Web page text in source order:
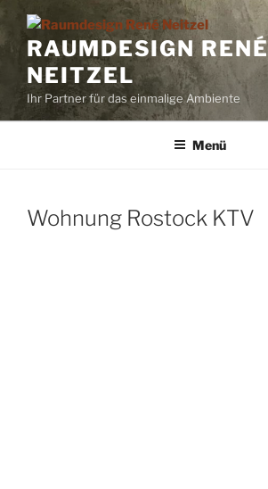
Inhalt
springenRAUMDESIGN RENÉ
NEITZEL
Ihr Partner für das einmalige Ambiente
Menü
Wohnung Rostock KTV